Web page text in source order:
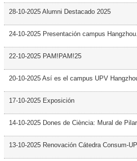
28-10-2025 Alumni Destacado 2025
24-10-2025 Presentación campus
22-10-2025 PAM!PAM!25
20-10-2025 Así es el campus UPV
17-10-2025 Exposición
14-10-2025 Dones de Ciència: Mural de
13-10-2025 Renovación Cátedra Consum-